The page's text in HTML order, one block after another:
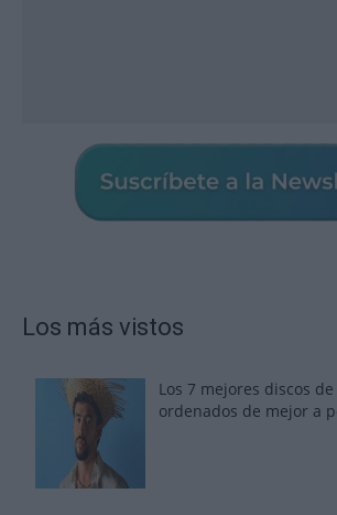
Los más vistos
Los 7 mejores discos
ordenados de mejor a